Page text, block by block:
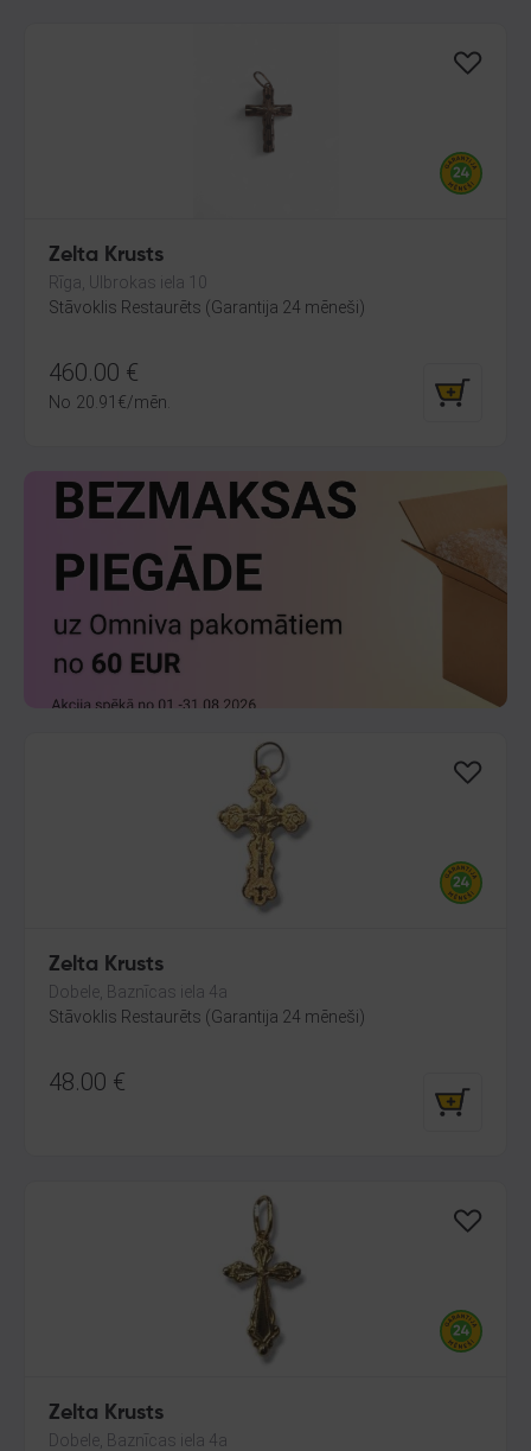
Zelta Krusts
Rīga, Ulbrokas iela 10
Stāvoklis Restaurēts (Garantija 24 mēneši)
460.00 €
No 20.91 €/mēn.
Zelta Krusts
Dobele, Baznīcas iela 4a
Stāvoklis Restaurēts (Garantija 24 mēneši)
48.00 €
Zelta Krusts
Dobele, Baznīcas iela 4a